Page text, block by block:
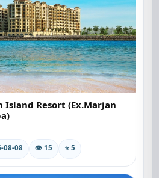
Island Resort (Ex.Marjan
08-08 👁 15 ⭐ 5